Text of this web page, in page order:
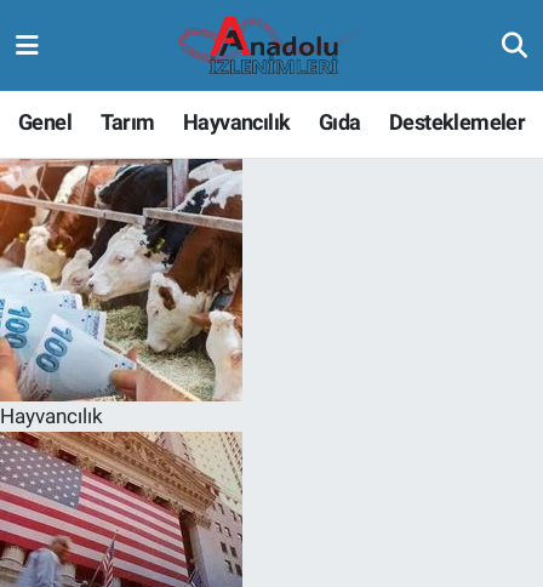
Genel Tarım Hayvancılık Gıda Desteklemeler
Hayvancılık